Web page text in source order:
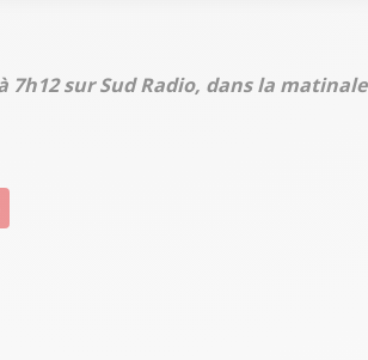
sur Sud Radio, dans la matinale